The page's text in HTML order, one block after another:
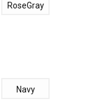
RoseGray
Navy